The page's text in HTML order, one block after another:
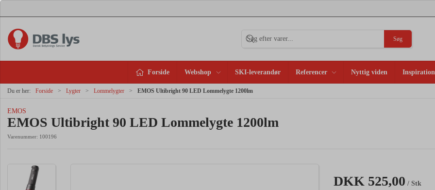
Søg
Forside Webshop SKI-leverandør Referencer Nyttig viden Inspiration
Du er her: Forside Lygter Lommelygter EMOS Ultibright 90 LED Lommelygte 1200lm
EMOS
EMOS Ultibright 90 LED Lommelygte 1200lm
Varenummer: 100196
DKK 525,00 / Stk